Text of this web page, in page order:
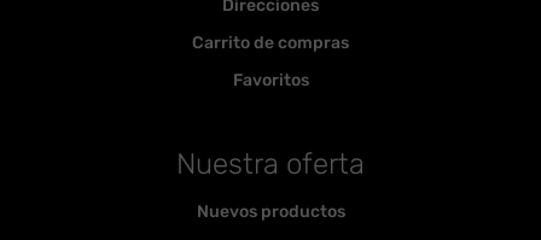
Direcciones
Carrito de compras
Favoritos
Nuestra oferta
Nuevos productos